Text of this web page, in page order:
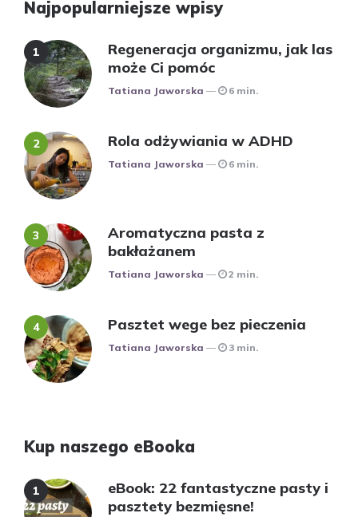
Najpopularniejsze wpisy
Regeneracja organizmu, jak las
może Ci pomóc
Posted
Tatiana Jaworska 6 min.
Rola odżywiania w ADHD
Posted
Tatiana Jaworska 6 min.
Aromatyczna pasta z
bakłażanem
Posted
Tatiana Jaworska 2 min.
Pasztet wege bez pieczenia
Posted
Tatiana Jaworska 3 min.
Kup naszego eBooka
eBook: 22 fantastyczne pasty i
pasztety bezmięsne!